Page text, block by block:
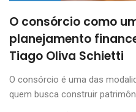
O consórcio como
planejamento
Tiago Oliva Schietti
O consórcio é uma das
quem busca construir